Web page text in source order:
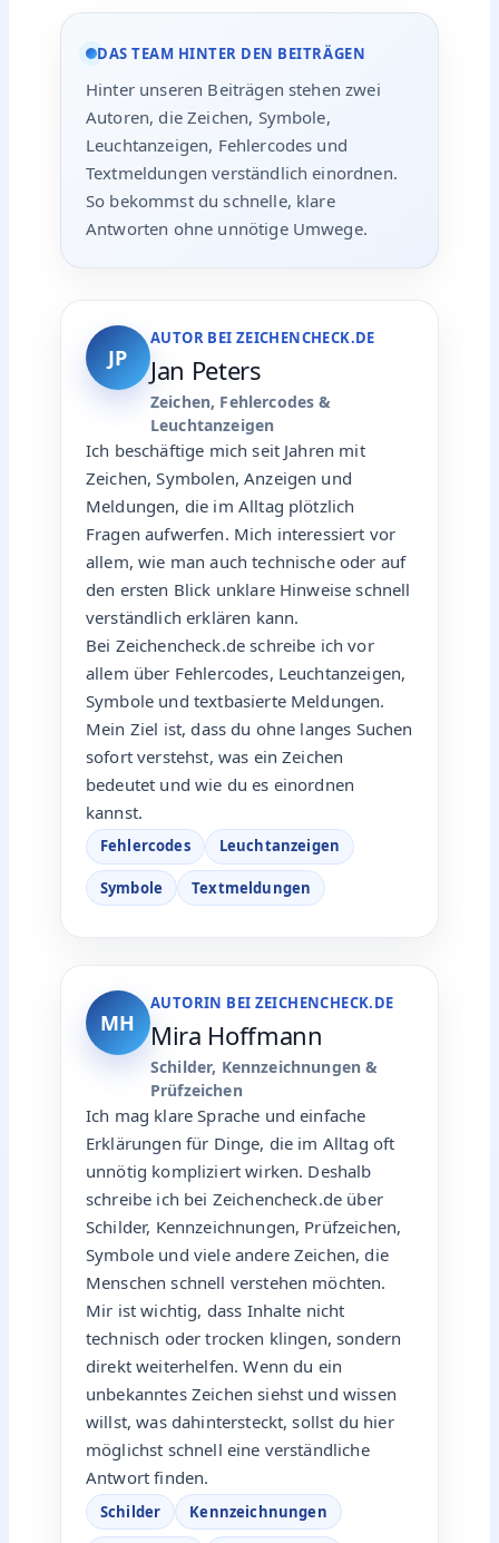
DAS TEAM HINTER DEN BEITRÄGEN
Hinter unseren Beiträgen stehen zwei
Autoren, die Zeichen, Symbole,
Leuchtanzeigen, Fehlercodes und
Textmeldungen verständlich einordnen.
So bekommst du schnelle, klare
Antworten ohne unnötige Umwege.
JP
AUTOR BEI ZEICHENCHECK.DE
Jan Peters
Zeichen, Fehlercodes &
Leuchtanzeigen
Ich beschäftige mich seit Jahren mit
Zeichen, Symbolen, Anzeigen und
Meldungen, die im Alltag plötzlich
Fragen aufwerfen. Mich interessiert vor
allem, wie man auch technische oder auf
den ersten Blick unklare Hinweise schnell
verständlich erklären kann.
Bei Zeichencheck.de schreibe ich vor
allem über Fehlercodes, Leuchtanzeigen,
Symbole und textbasierte Meldungen.
Mein Ziel ist, dass du ohne langes Suchen
sofort verstehst, was ein Zeichen
bedeutet und wie du es einordnen
kannst.
Fehlercodes Leuchtanzeigen
Symbole Textmeldungen
MH
AUTORIN BEI ZEICHENCHECK.DE
Mira Hoffmann
Schilder, Kennzeichnungen &
Prüfzeichen
Ich mag klare Sprache und einfache
Erklärungen für Dinge, die im Alltag oft
unnötig kompliziert wirken. Deshalb
schreibe ich bei Zeichencheck.de über
Schilder, Kennzeichnungen, Prüfzeichen,
Symbole und viele andere Zeichen, die
Menschen schnell verstehen möchten.
Mir ist wichtig, dass Inhalte nicht
technisch oder trocken klingen, sondern
direkt weiterhelfen. Wenn du ein
unbekanntes Zeichen siehst und wissen
willst, was dahintersteckt, sollst du hier
möglichst schnell eine verständliche
Antwort finden.
Schilder Kennzeichnungen